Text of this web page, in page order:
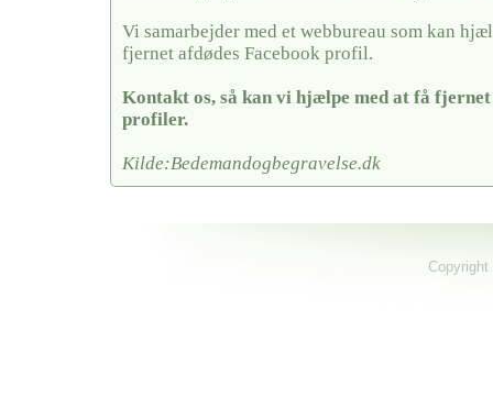
Vi samarbejder med et webbureau som kan
fjernet afdødes Facebook profil.
Kontakt os, så kan vi hjælpe med at få fjernet
profiler.
Kilde:Bedemandogbegravelse.dk